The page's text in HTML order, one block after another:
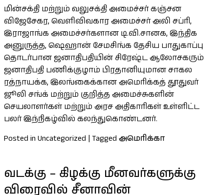
மின்சக்தி மற்றும் வலுசக்தி அமைச்சர் கஞ்சன
விஜேசேகர, வெளிவிவகார அமைச்சர் அலி சப்ரி,
இராஜாங்க அமைச்சர்களான டி.வி.சானக, இந்திக
அனுருத்த, ஷெஹான் சேமசிங்க தேசிய பாதுகாப்பு
தொடர்பான ஜனாதிபதியின் சிரேஷ்ட ஆலோசகரும்
ஜனாதிபதி பணிக்குழாம் பிரதானியுமான சாகல
ரத்நாயக்க, இலங்கைக்கான அமெரிக்கத் தூதுவர்
ஜூலி சங்க் மற்றும் குறித்த அமைச்சுகளின்
செயலாளர்கள் மற்றும் அரச அதிகாரிகள் உள்ளிட்ட
பலர் இந்நிகழ்வில் கலந்துகொண்டனர்.
Posted in Uncategorized | Tagged அமெரிக்கா
வடக்கு – கிழக்கு மீனவர்களுக்கு
விரைவில் சீனாவின்